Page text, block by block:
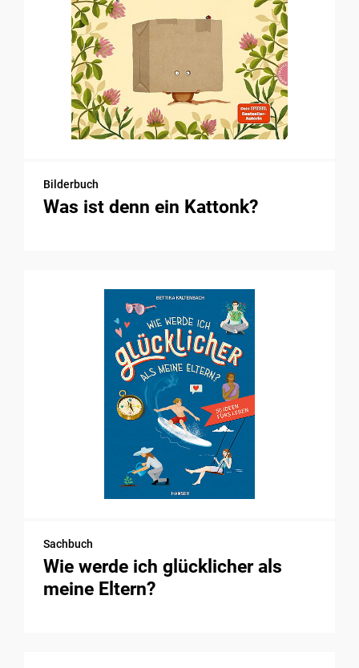
Bilderbuch
Was ist denn ein Kattonk?
Sachbuch
Wie werde ich glücklicher als
meine Eltern?